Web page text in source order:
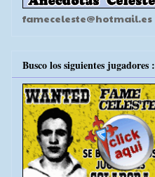
fameceleste@hotmail.es
Busco los siguientes jugadores :